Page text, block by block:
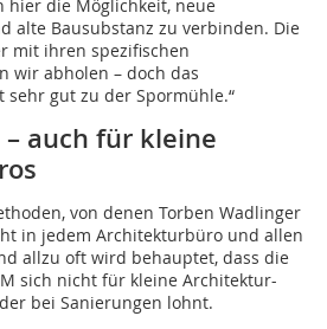
hier die Möglichkeit, neue
alte Bausubstanz zu verbinden. Die
mit ihren spezifischen
wir abholen – doch das
sehr gut zu der Spormühle.“
auch für kleine
von denen Torben Wadlinger
in jedem Architekturbüro und allen
allzu oft wird behauptet, dass die
sich nicht für kleine Architektur-
bei Sanierungen lohnt.